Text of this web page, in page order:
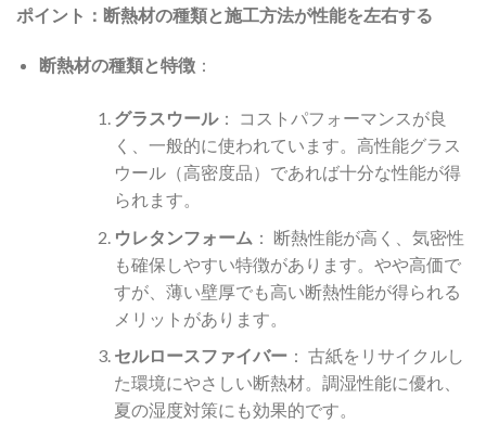
ポイント：断熱材の種類と施工方法が性能を左右する
断熱材の種類と特徴：
グラスウール： コストパフォーマンスが良
く、一般的に使われています。高性能グラス
ウール（高密度品）であれば十分な性能が得
られます。
ウレタンフォーム ： 断熱性能が高く、気密性
も確保しやすい特徴があります。やや高価で
すが、薄い壁厚でも高い断熱性能が得られる
メリットがあります。
セルロースファイバー： 古紙をリサイクルし
た環境にやさしい断熱材。調湿性能に優れ、
夏の湿度対策にも効果的です。